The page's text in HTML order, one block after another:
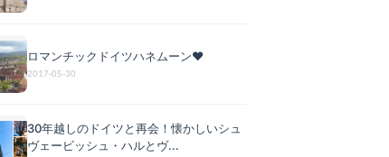
ロマンチックドイツハネムーン♥
2017-05-30
30年越しのドイツと再会！懐かしいシュ
ヴェービッシュ・ハルとヴ...